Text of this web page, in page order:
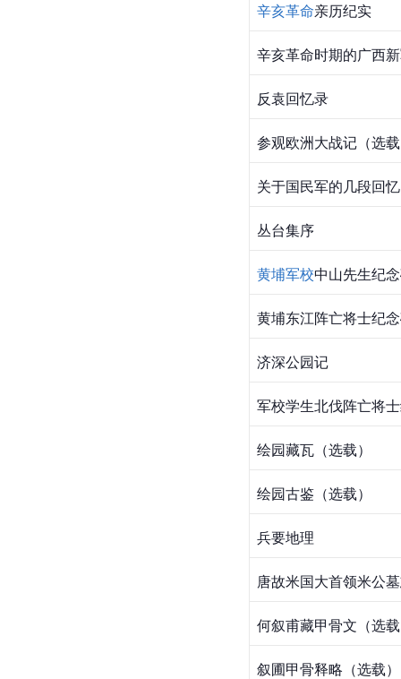
辛亥革命亲历纪实
辛亥革命时期的广西
反袁回忆录
参观欧洲大战记（选
关于国民军的几段回忆
丛台集序
黄埔军校中山先生纪
黄埔东江阵亡将士纪
济深公园记
军校学生北伐阵亡将
绘园藏瓦（选载）
绘园古鉴（选载）
兵要地理
唐故米国大首领米公
何叙甫藏甲骨文（选
叙圃甲骨释略（选载）